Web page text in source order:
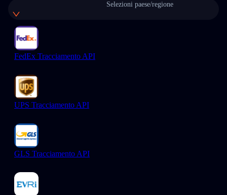
Selezioni paese/regione
FedEx Tracciamento API
UPS Tracciamento API
GLS Tracciamento API